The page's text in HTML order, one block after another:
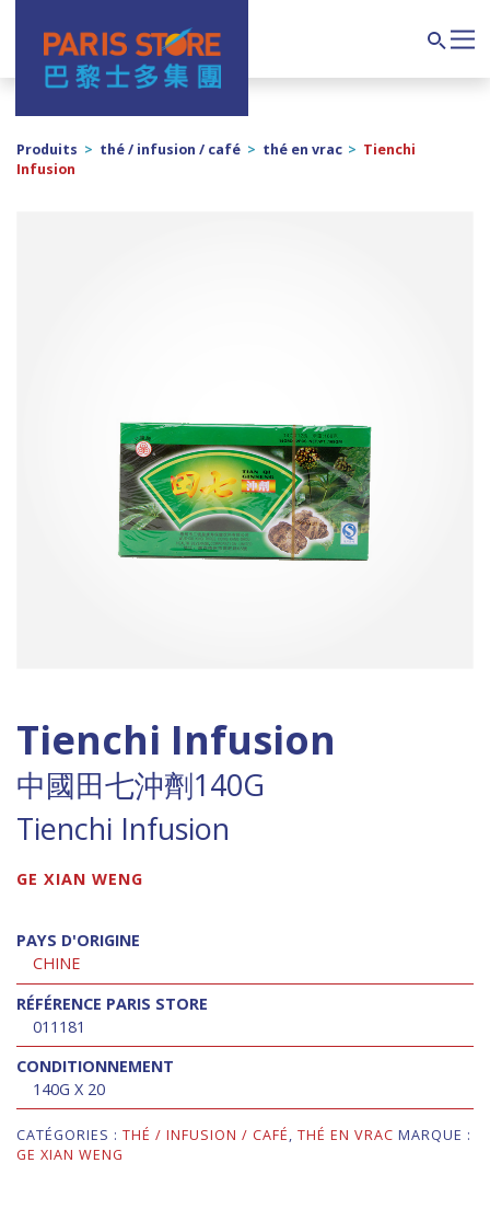
Navigation principale
Produits > thé / infusion / café > thé en vrac > Tienchi
Infusion
Tienchi Infusion
中國田七沖劑140G
Tienchi Infusion
GE XIAN WENG
PAYS D'ORIGINE
CHINE
RÉFÉRENCE PARIS STORE
011181
CONDITIONNEMENT
140G X 20
CATÉGORIES : THÉ / INFUSION / CAFÉ, THÉ EN VRAC MARQUE :
GE XIAN WENG